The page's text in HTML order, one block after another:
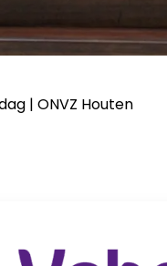
| ONVZ Houten